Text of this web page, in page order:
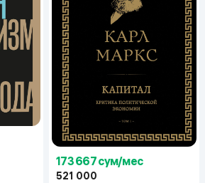
173 667 сум/мес
521 000